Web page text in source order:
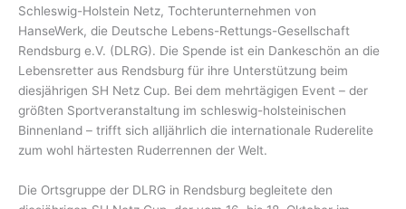
Schleswig-Holstein Netz, Tochterunternehmen von
HanseWerk, die Deutsche Lebens-Rettungs-Gesellschaft
Rendsburg e.V. (DLRG). Die Spende ist ein Dankeschön an die
Lebensretter aus Rendsburg für ihre Unterstützung beim
diesjährigen SH Netz Cup. Bei dem mehrtägigen Event – der
größten Sportveranstaltung im schleswig-holsteinischen
Binnenland – trifft sich alljährlich die internationale Ruderelite
zum wohl härtesten Ruderrennen der Welt.
Die Ortsgruppe der DLRG in Rendsburg begleitete den